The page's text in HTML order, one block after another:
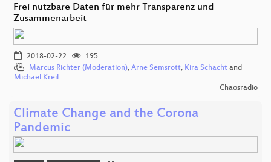
Frei nutzbare Daten für mehr Transparenz und
Zusammenarbeit
2018-02-22
195
Marcus Richter (Moderation), Arne Semsrott, Kira Schacht and
Michael Kreil
Chaosradio
Climate Change and the Corona
Pandemic